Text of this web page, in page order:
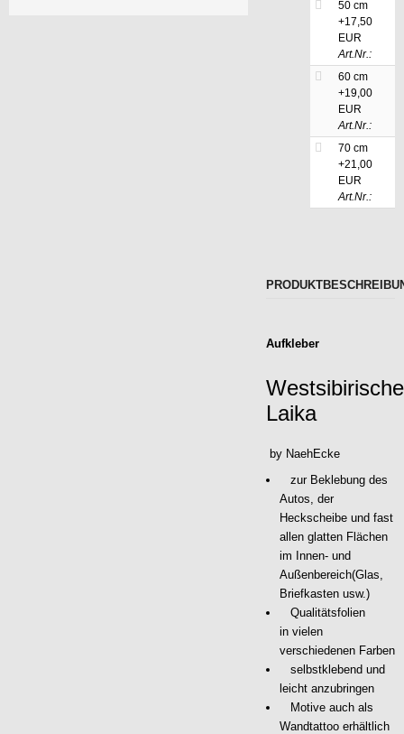
50 cm
+17,50
EUR
Art.Nr.:
60 cm
+19,00
EUR
Art.Nr.:
70 cm
+21,00
EUR
Art.Nr.:
Aufkleber
Laika
by NaehEcke
zur Beklebung des
Autos, der
Heckscheibe und fast
allen glatten Flächen
im Innen- und
Außenbereich(Glas,
Briefkasten usw.)
Qualitätsfolien
in vielen
verschiedenen Farben
selbstklebend und
leicht anzubringen
Motive auch als
Wandtattoo erhältlich